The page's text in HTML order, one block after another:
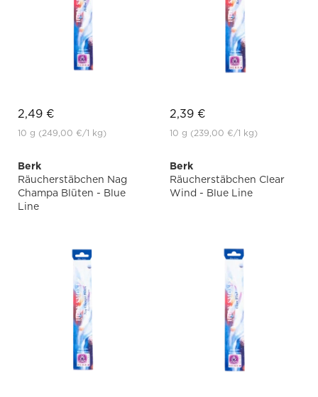
2,49 €
10 g (249,00 €/1 kg)
2,39 €
10 g (239,00 €/1 kg)
Berk
Räucherstäbchen Nag
Champa Blüten - Blue
Line
Berk
Räucherstäbchen Clear
Wind - Blue Line